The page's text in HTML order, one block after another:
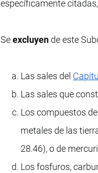
específicamente
Seexcluyen de este
Las sales del
Las sales que
Los compuestos
metales de las
28.46), o de
Los fosfuros,